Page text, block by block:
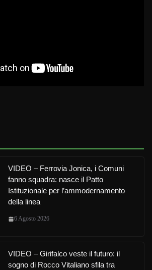
VIDEO – Ferrovia Jonica, i Comuni
fanno squadra: nasce il Patto
Istituzionale per l’ammodernamento
della linea
6 Agosto 2026
VIDEO – Girifalco veste il futuro: il
sogno di Rocco Vitaliano sfila tra